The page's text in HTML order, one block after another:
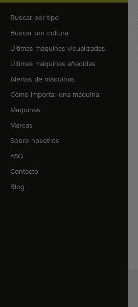
Buscar por tipo
Buscar por cultura
Últimas máquinas visualizadas
Últimas máquinas añadidas
Alertas de máquinas
Cómo importar una máquina
Maquinas
Marcas
Sobre nosotros
FAQ
Contacto
Blog